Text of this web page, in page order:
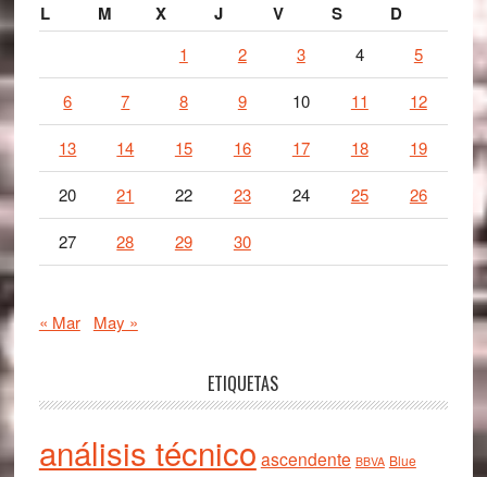
L M X J V S D
1 2 3 4 5
6 7 8 9 10 11 12
13 14 15 16 17 18 19
20 21 22 23 24 25 26
27 28 29 30
« Mar May »
ETIQUETAS
análisis técnico ascendente BBVA Blue